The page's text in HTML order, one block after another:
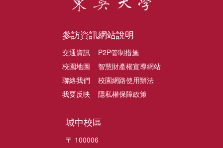
參訪資訊
交通資訊
校園地圖
聯絡我們
我要反映
網站說明
P2P管制措施
智慧財產權宣導網站
校園網路使用辦法
隱私權保障政策
城中校區
〒 100006